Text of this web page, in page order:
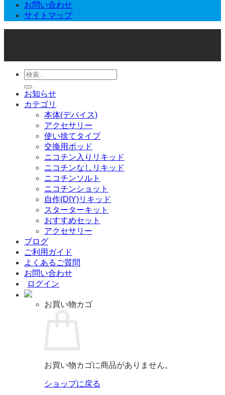
お問い合わせ
サイトマップ
検
索
対
象:
お知らせ
カテゴリ
本体(デバイス)
アクセサリー
使い捨てタイプ
交換用ポッド
ニコチン入りリキッド
ニコチンなしリキッド
ニコチンソルト
ニコチンショット
自作(DIY)リキッド
スターターキット
おすすめセット
アクセサリー
ブログ
ご利用ガイド
よくあるご質問
お問い合わせ
ログイン
お買い物カゴ
お買い物カゴに商品がありません。
ショップに戻る